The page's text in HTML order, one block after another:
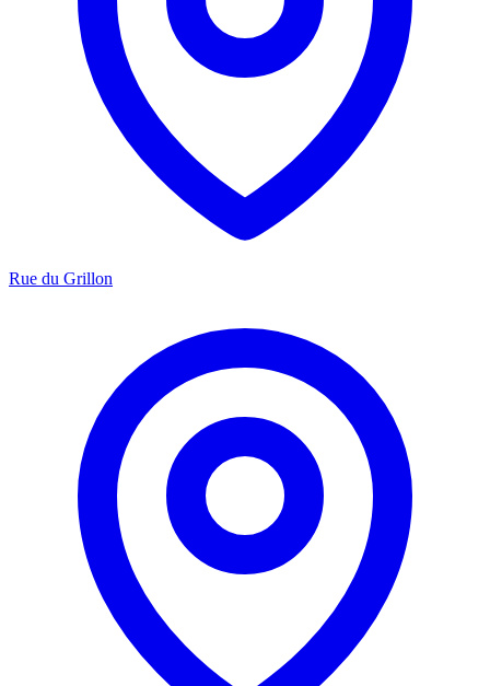
Rue du Grillon